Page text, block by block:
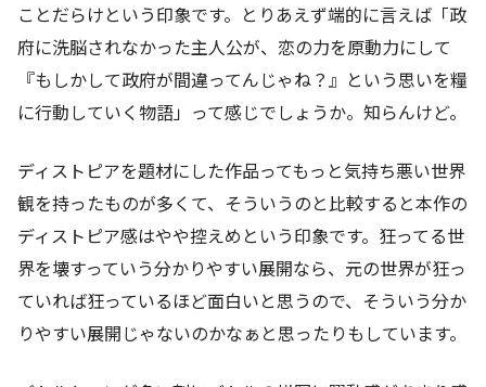
ことだらけという印象です。とりあえず端的に言えば「政
府に洗脳されなかった主人公が、恋の力を原動力にして
『もしかして政府が間違ってんじゃね？』という思いを糧
に行動していく物語」って感じでしょうか。知らんけど。
ディストピアを題材にした作品ってもっと気持ち悪い世界
観を持ったものが多くて、そういうのと比較すると本作の
ディストピア感はやや控えめという印象です。狂ってる世
界を壊すっていう分かりやすい展開なら、元の世界が狂っ
ていれば狂っているほど面白いと思うので、そういう分か
りやすい展開じゃないのかなぁと思ったりもしています。